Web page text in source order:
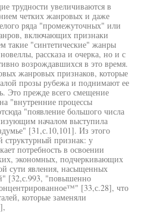
трудности увеличиваются в
четких жанровых и даже
ряда "промежуточных" или
включающих признаки
такие "синтетические" жанры
рассказа и очерка, но и с
возрождавшихся в это время.
жанровых признаков, которые
прозы рубежа и поднимают ее
Это прежде всего смещение
"внутренние процессы
"появление большого числа
началом выступила
[31,с.10,101]. Из этого
структурный признак: у
потребность в освоении
экономных, подчеркивающих
сути явления, насыщенных
[32,с.993, "повышенно
[33,с.28], что
которые заменяли